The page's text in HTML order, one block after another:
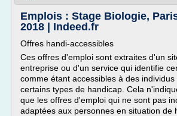
Emplois : Stage Biologie,
2018 | Indeed.fr
Offres handi-accessibles
Ces offres d'emploi sont extraites d'un
entreprise ou d'un service qui identifie
comme étant accessibles à des
certains types de handicap. Cela
que les offres d'emploi qui ne sont pas
adaptées aux personnes en situation de